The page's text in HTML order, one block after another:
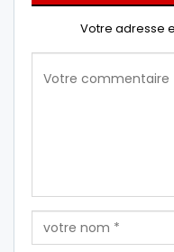
Votre adresse